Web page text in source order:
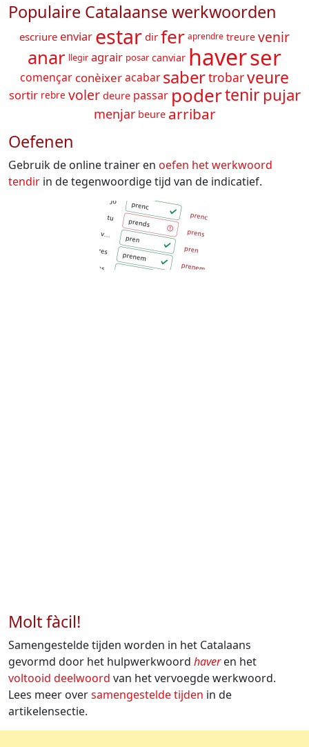
Populaire Catalaanse werkwoorden
escriure enviar estar dir fer aprendre treure venir
anar llegir agrair posar canviar haverser
començar conèixeracabar sabertrobarveure
sortir rebre voler deure passar podertenirpujar
menjar beure arribar
Oefenen
Gebruik de online trainer en oefen het werkwoord
tendir in de tegenwoordige tijd van de indicatief.
Molt fàcil!
Samengestelde tijden worden in het Catalaans
gevormd door het hulpwerkwoord haveren het
voltooid deelwoord van het vervoegde werkwoord.
Lees meer oversamengestelde tijden in de
artikelensectie.